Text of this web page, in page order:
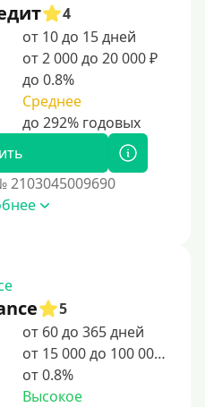
4
от 10 до 15 дней
от 2 000 до 20 000 ₽
до 0.8%
Среднее
5
от 60 до 365 дней
от 15 000 до 100 000 ₽
от 0.8%
Высокое